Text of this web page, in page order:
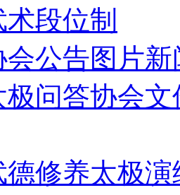
术段位制
会公告图片新
极问答协会文
德修养太极演